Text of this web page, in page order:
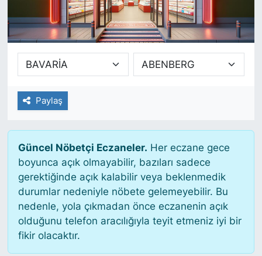
Paylaş
Güncel Nöbetçi Eczaneler. Her eczane gece
boyunca açık olmayabilir, bazıları sadece
gerektiğinde açık kalabilir veya beklenmedik
durumlar nedeniyle nöbete gelemeyebilir. Bu
nedenle, yola çıkmadan önce eczanenin açık
olduğunu telefon aracılığıyla teyit etmeniz iyi bir
fikir olacaktır.
SİYASET
SAĞLIK